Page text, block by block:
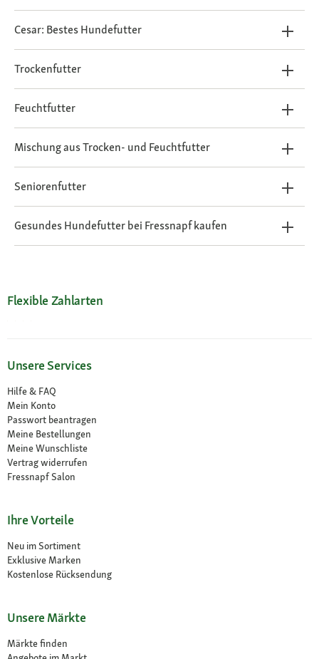
Cesar: Bestes Hundefutter
Trockenfutter
Feuchtfutter
Mischung aus Trocken- und Feuchtfutter
Seniorenfutter
Gesundes Hundefutter bei Fressnapf kaufen
Flexible Zahlarten
Unsere Services
Hilfe & FAQ
Mein Konto
Passwort beantragen
Meine Bestellungen
Meine Wunschliste
Vertrag widerrufen
Fressnapf Salon
Ihre Vorteile
Neu im Sortiment
Exklusive Marken
Kostenlose Rücksendung
Unsere Märkte
Märkte finden